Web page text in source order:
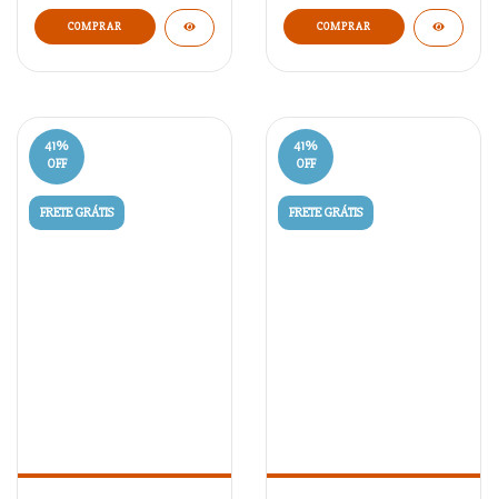
41%
OFF
FRETE GRÁTIS
41%
OFF
FRETE GRÁTIS